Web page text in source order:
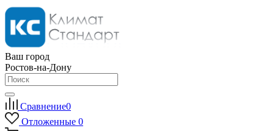
Ваш город
Ростов-на-Дону
Сравнение0
Отложенные 0